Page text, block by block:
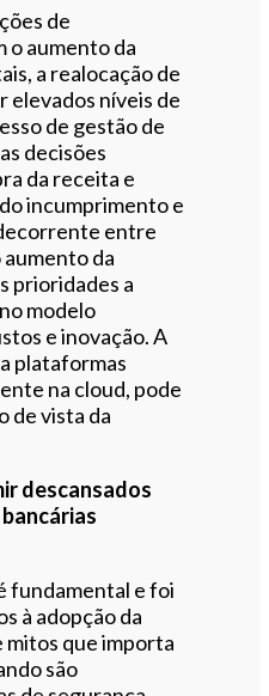
de
o aumento da
a realocação de
elevados níveis de
de gestão de
decisões
da receita e
incumprimento e
entre
da
prioridades a
modelo
e inovação. A
plataformas
na cloud, pode
de vista da
descansados
fundamental e foi
à adopção da
mitos que importa
são